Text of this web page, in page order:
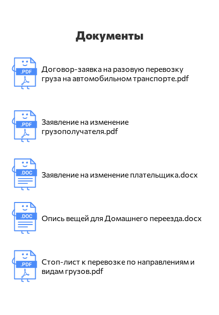
Документы
Договор-заявка на разовую перевозку
груза на автомобильном транспорте.pdf
Заявление на изменение
грузополучателя.pdf
Заявление на изменение плательщика.docx
Опись вещей для Домашнего переезда.docx
Стоп-лист к перевозке по направлениям и
видам грузов.pdf